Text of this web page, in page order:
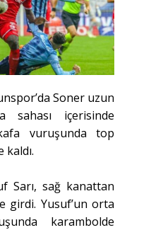
Soner uzun
sahası içerisinde
vuruşunda top
kaldı.
Sarı, sağ kanattan
girdi. Yusuf’un orta
karambolde